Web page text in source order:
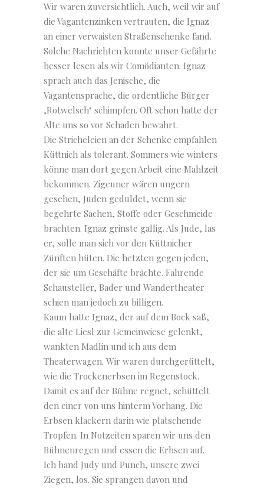
Wir waren zuversichtlich. Auch, weil wir auf
die Vagantenzinken vertrauten, die Ignaz
an einer verwaisten Straßenschenke fand.
Solche Nachrichten konnte unser Gefährte
besser lesen als wir Comödianten. Ignaz
sprach auch das Jenische, die
Vagantensprache, die ordentliche Bürger
‚Rotwelsch‘ schimpfen. Oft schon hatte der
Alte uns so vor Schaden bewahrt.
Die Stricheleien an der Schenke empfahlen
Küttnich als tolerant. Sommers wie winters
könne man dort gegen Arbeit eine Mahlzeit
bekommen. Zigeuner wären ungern
gesehen, Juden geduldet, wenn sie
begehrte Sachen, Stoffe oder Geschmeide
brachten. Ignaz grinste gallig. Als Jude, las
er, solle man sich vor den Küttnicher
Zünften hüten. Die hetzten gegen jeden,
der sie um Geschäfte brächte. Fahrende
Schausteller, Bader und Wandertheater
schien man jedoch zu billigen.
Kaum hatte Ignaz, der auf dem Bock saß,
die alte Liesl zur Gemeinwiese gelenkt,
wankten Madlin und ich aus dem
Theaterwagen. Wir waren durchgerüttelt,
wie die Trockenerbsen im Regenstock.
Damit es auf der Bühne regnet, schüttelt
den einer von uns hinterm Vorhang. Die
Erbsen klackern darin wie platschende
Tropfen. In Notzeiten sparen wir uns den
Bühnenregen und essen die Erbsen auf.
Ich band Judy und Punch, unsere zwei
Ziegen, los. Sie sprangen davon und